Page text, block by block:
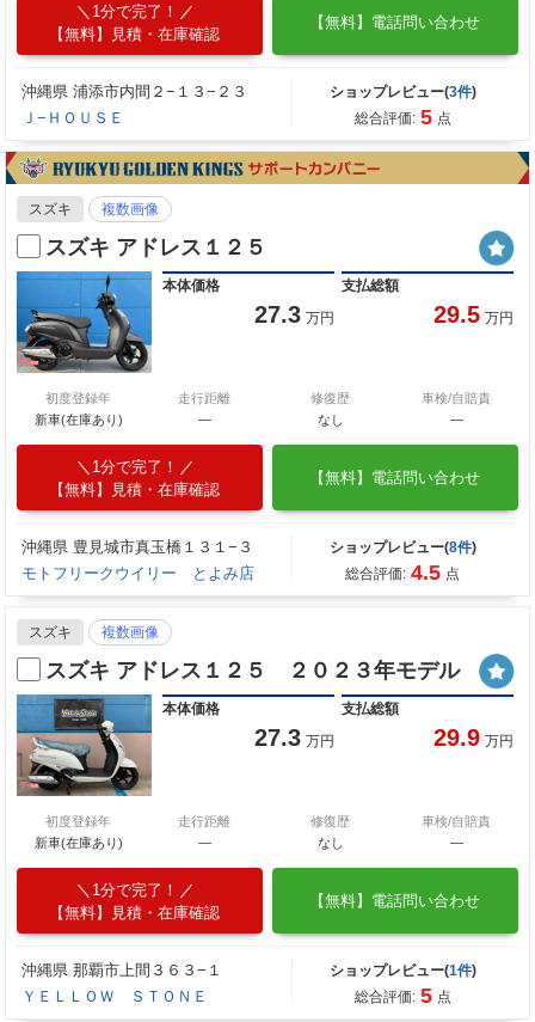
1分で完了！
【無料】見積・在庫確認
【無料】電話問い合わせ
沖縄県 浦添市内間２−１３−２３
Ｊ−ＨＯＵＳＥ
ショップレビュー(3件)
総合評価: 5 点
スズキ 複数画像
スズキ アドレス１２５
本体価格
27.3 万円
支払総額
29.5 万円
初度登録年
新車(在庫あり)
走行距離
―
修復歴
なし
車検/自賠責
―
1分で完了！
【無料】見積・在庫確認
【無料】電話問い合わせ
沖縄県 豊見城市真玉橋１３１−３
モトフリークウイリー とよみ店
ショップレビュー(8件)
総合評価: 4.5 点
スズキ 複数画像
スズキ アドレス１２５ ２０２３年モデル
本体価格
27.3 万円
支払総額
29.9 万円
初度登録年
新車(在庫あり)
走行距離
―
修復歴
なし
車検/自賠責
―
1分で完了！
【無料】見積・在庫確認
【無料】電話問い合わせ
沖縄県 那覇市上間３６３−１
ＹＥＬＬＯＷ ＳＴＯＮＥ
ショップレビュー(1件)
総合評価: 5 点